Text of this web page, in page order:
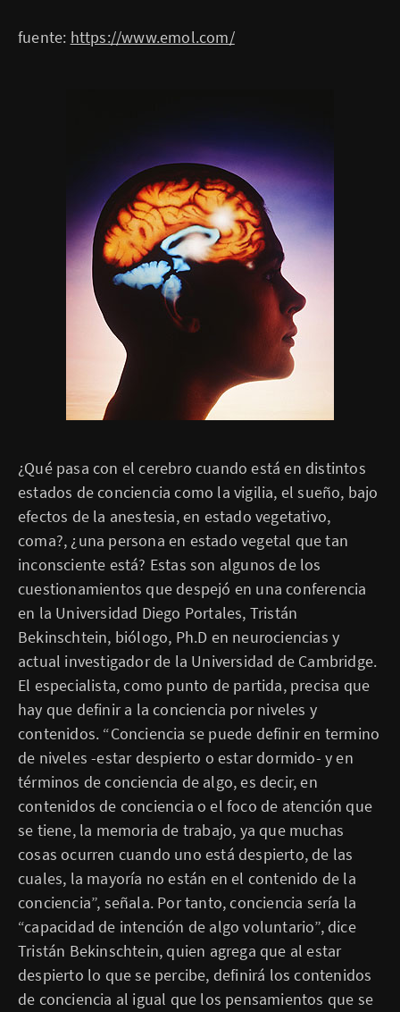
fuente: https://www.emol.com/
¿Qué pasa con el cerebro cuando está en distintos
estados de conciencia como la vigilia, el sueño, bajo
efectos de la anestesia, en estado vegetativo,
coma?, ¿una persona en estado vegetal que tan
inconsciente está? Estas son algunos de los
cuestionamientos que despejó en una conferencia
en la Universidad Diego Portales, Tristán
Bekinschtein, biólogo, Ph.D en neurociencias y
actual investigador de la Universidad de Cambridge.
El especialista, como punto de partida, precisa que
hay que definir a la conciencia por niveles y
contenidos. “Conciencia se puede definir en termino
de niveles -estar despierto o estar dormido- y en
términos de conciencia de algo, es decir, en
contenidos de conciencia o el foco de atención que
se tiene, la memoria de trabajo, ya que muchas
cosas ocurren cuando uno está despierto, de las
cuales, la mayoría no están en el contenido de la
conciencia”, señala. Por tanto, conciencia sería la
“capacidad de intención de algo voluntario”, dice
Tristán Bekinschtein, quien agrega que al estar
despierto lo que se percibe, definirá los contenidos
de conciencia al igual que los pensamientos que se